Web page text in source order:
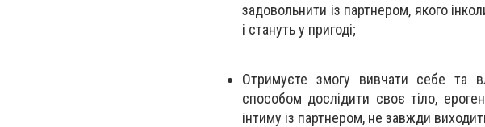
задовольнити із партнером, якого
і стануть у пригоді;
Отримуєте змогу вивчати себе та
способом дослідити своє тіло,
інтиму із партнером, не завжди